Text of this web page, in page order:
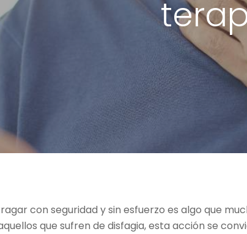
con seguridad y sin esfuerzo es algo que
que sufren de disfagia, esta acción se